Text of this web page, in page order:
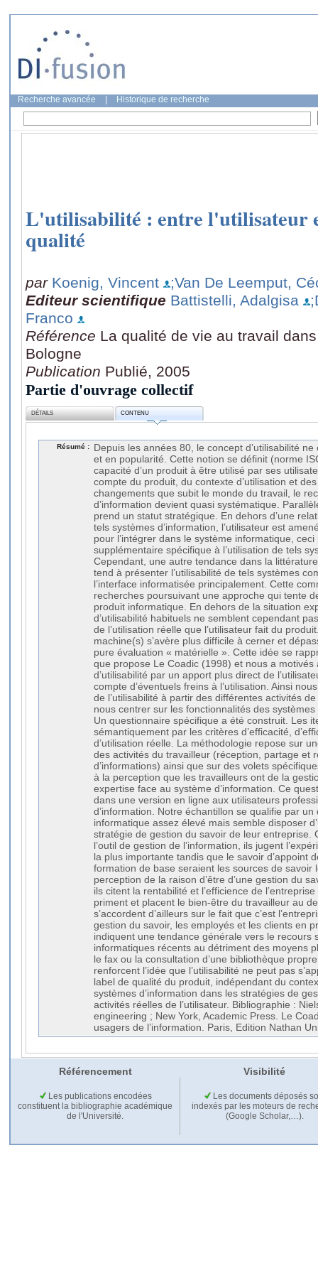
Recherche avancée Historique de recherche
L'utilisabilité : entre l'utilisateur
qualité
par Koenig, Vincent
;Van De Leemput,
Editeur scientifique Battistelli, Adalgisa
Franco
Référence La qualité de vie au travail
Bologne
Publication Publié, 2005
Partie d'ouvrage collectif
DÉTAILS CONTENU
Résumé :
Depuis les années 80, le concept d’utilisabilité
et en popularité. Cette notion se définit (norme
capacité d’un produit à être utilisé par ses
compte du produit, du contexte d’utilisation et
changements que subit le monde du travail, le
d’information devient quasi systématique.
prend un statut stratégique. En dehors d’une
tels systèmes d’information, l’utilisateur est
pour l’intégrer dans le système informatique,
supplémentaire spécifique à l’utilisation de tels
Cependant, une autre tendance dans la
tend à présenter l’utilisabilité de tels systèmes
l’interface informatisée principalement. Cette
recherches poursuivant une approche qui tente
produit informatique. En dehors de la situation
d’utilisabilité habituels ne semblent cependant
de l’utilisation réelle que l’utilisateur fait du
machine(s) s’avère plus difficile à cerner et
pure évaluation « matérielle ». Cette idée se
que propose Le Coadic (1998) et nous a motivés
d’utilisabilité par un apport plus direct de
compte d’éventuels freins à l’utilisation. Ainsi
de l’utilisabilité à partir des différentes activités
nous centrer sur les fonctionnalités des
Un questionnaire spécifique a été construit. Les
sémantiquement par les critères d’efficacité,
d’utilisation réelle. La méthodologie repose sur
des activités du travailleur (réception, partage et
d’informations) ainsi que sur des volets
à la perception que les travailleurs ont de la
expertise face au système d’information. Ce
dans une version en ligne aux utilisateurs
d’information. Notre échantillon se qualifie par un
informatique assez élevé mais semble disposer
stratégie de gestion du savoir de leur entreprise.
l’outil de gestion de l’information, ils jugent
la plus importante tandis que le savoir d’appoint
formation de base seraient les sources de savoir
perception de la raison d’être d’une gestion du
ils citent la rentabilité et l’efficience de
priment et placent le bien-être du travailleur au
s’accordent d’ailleurs sur le fait que c’est
gestion du savoir, les employés et les clients en
indiquent une tendance générale vers le recours
informatiques récents au détriment des moyens
le fax ou la consultation d’une bibliothèque
renforcent l’idée que l’utilisabilité ne peut pas
label de qualité du produit, indépendant du
systèmes d’information dans les stratégies de
activités réelles de l’utilisateur. Bibliographie :
engineering ; New York, Academic Press. Le
usagers de l’information. Paris, Edition Nathan
Référencement Visibilité
Les publications encodées
constituent la bibliographie académique
de l'Université.
Les documents déposés
indexés par les moteurs de
(Google Scholar,…).